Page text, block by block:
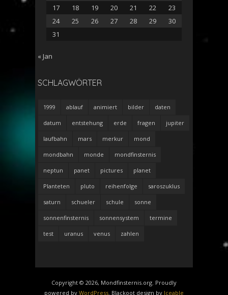
17
18 19 20 21 22
23
24
25 26 27 28 29
30
31
« Jan
SCHLAGWÖRTER
1999 ablauf animiert bilder daten
datum entstehung erde fragen jupiter
laufbahn mars merkur mond
mondbahn monde mondfinsternis
neptun panet pictures planet
Planteten pluto reihenfolge saroszuklus
saturn schueler schule sonne
sonnenfinsternis sonnensystem termine
test uranus venus zahlen
Copyright © 2026, Mondfinsternis.org. Proudly
powered by WordPress. Blackoot design by Iceable